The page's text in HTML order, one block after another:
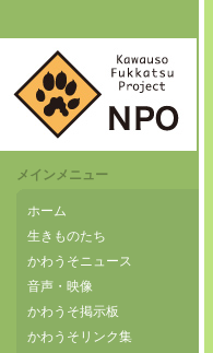
メインメニュー
ホーム
生きものたち
かわうそニュース
音声・映像
かわうそ掲示板
かわうそリンク集